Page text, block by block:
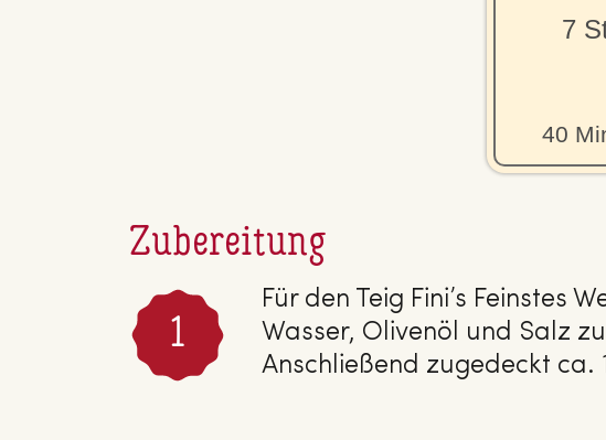
7
40
Zubereitung
Für den Teig Fini’s Feinstes
Wasser, Olivenöl und Salz
Anschließend zugedeckt ca.